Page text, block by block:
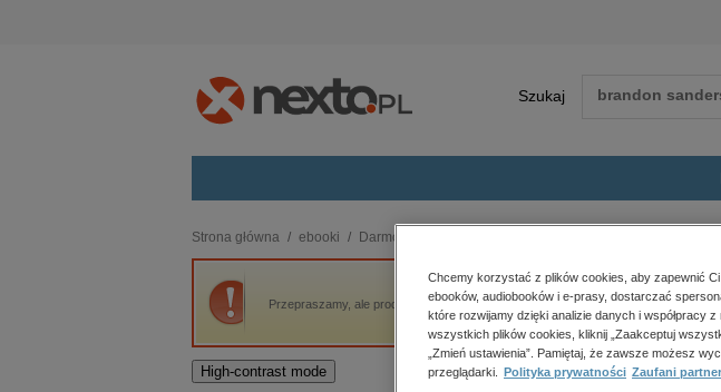
Szukaj
budownictwo, aranżacja wnętrz
biznesowe, branżowe, gospodarka
darmowe wydania
edukacja
polityka, społeczno-
psychologiczne
inne
popularno-naukowe
historia
Strona główna ebooki Darmowe ebooki
Przepraszamy, ale produkt „Istota” nie jest dostępny.
High-contrast mode
Chcemy korzystać z plików cookies, aby zapewnić
ebooków, audiobooków i e-prasy, dostarczać
które rozwijamy dzięki analizie danych i współpracy
wszystkich plików cookies, kliknij „Zaakceptuj
„Zmień ustawienia”. Pamiętaj, że zawsze możesz
przeglądarki.
Polityka prywatności Zaufani